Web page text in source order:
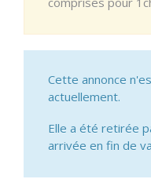
Cette annonce
actuellement.
Elle a été retirée
arrivée en fin de